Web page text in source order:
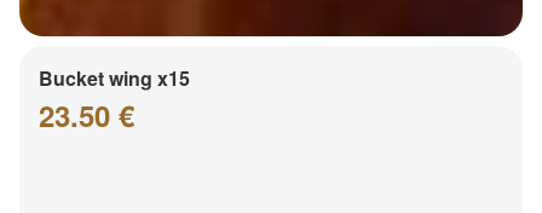
Bucket wing x15
23.50 €